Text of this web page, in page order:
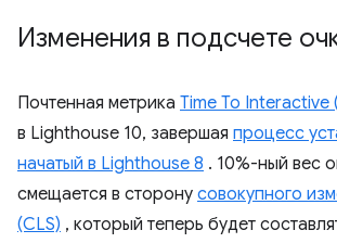
Изменения в подсчете
Почтенная метрика Time To Interactive
в Lighthouse 10, завершая процесс
начатый в Lighthouse 8 . 10%-ный вес
смещается в сторону совокупного
(CLS) , который теперь будет